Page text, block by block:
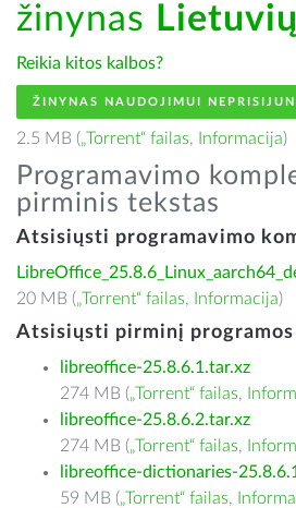
žinynas
Reikia kitos kalbos?
ŽINYNAS NAUDOJIMUI
2.5 MB („Torrent“ failas, Informacija)
Programavimo
pirminis tekstas
Atsisiųsti programavimo
20 MB („Torrent“ failas, Informacija)
Atsisiųsti pirminį
libreoffice-25.8.6.1.tar.xz
274 MB („Torrent“ failas,
libreoffice-25.8.6.2.tar.xz
274 MB („Torrent“ failas,
libreoffice-dictionaries-
59 MB („Torrent“ failas,